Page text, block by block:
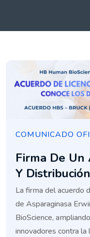
COMUNICADO
Firma De Un
Y
Países Y
América
La firma del acuerdo
de Asparaginasa
BioScience,
innovadores contra